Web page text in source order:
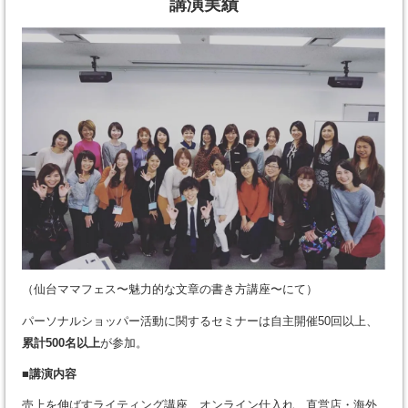
講演実績
（仙台ママフェス〜魅力的な文章の書き方講座〜にて）
パーソナルショッパー活動に関するセミナーは自主開催50回以上、
累計500名以上が参加。
■講演内容
売上を伸ばすライティング講座、オンライン仕入れ、直営店・海外